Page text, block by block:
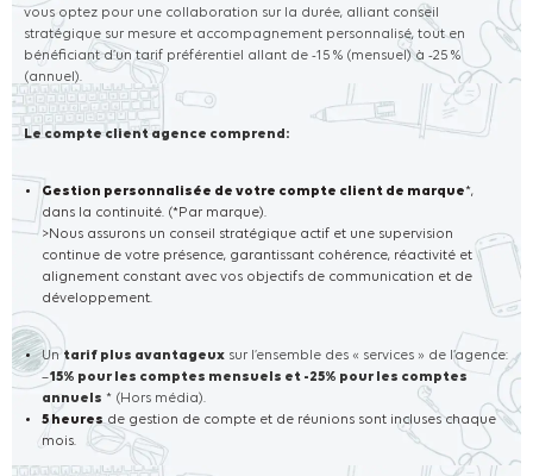
vous optez pour une collaboration sur la durée, alliant conseil
stratégique sur mesure et accompagnement personnalisé, tout en
bénéficiant d’un tarif préférentiel allant de -15 % (mensuel) à -25 %
(annuel).
Le compte client agence comprend:
Gestion personnalisée de votre compte client de marque*,
dans la continuité. (*Par marque).
>Nous assurons un conseil stratégique actif et une supervision
continue de votre présence, garantissant cohérence, réactivité et
alignement constant avec vos objectifs de communication et de
développement.
Untarif plus avantageux sur l’ensemble des « services » de l’agence:
–15% pour les comptes mensuels et -25% pour les comptes
annuels * (Hors média).
5 heuresde gestion de compte et de réunions sont incluses chaque
mois.